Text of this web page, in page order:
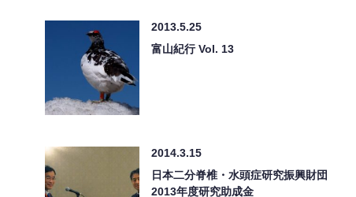
2013.5.25
富山紀行 Vol. 13
2014.3.15
日本二分脊椎・水頭症研究振興財団
2013年度研究助成金